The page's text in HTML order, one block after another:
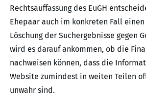
Rechtsauffassung des EuGH
Ehepaar auch im konkreten Fall
Löschung der Suchergebnisse gegen
wird es darauf ankommen, ob die
nachweisen können, dass die
Website zumindest in weiten Teilen
unwahr sind.